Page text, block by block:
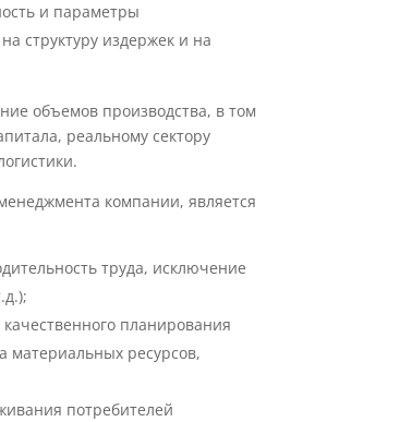
и параметры
структуру издержек и на
объемов производства, в том
реальному сектору
компании, является
труда, исключение
планирования
материальных ресурсов,
потребителей